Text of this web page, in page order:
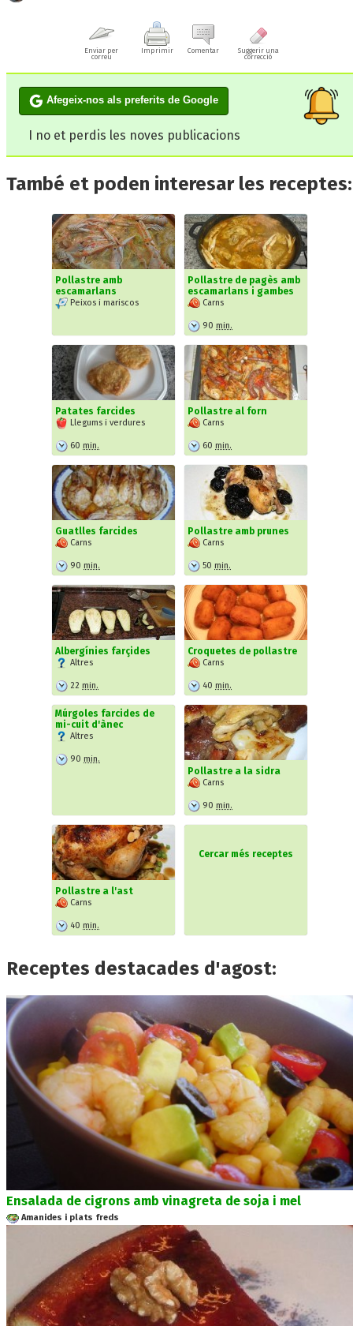
Enviar per
correu
Imprimir Comentar
Suggerir una
correcció
Afegeix-nos als preferits de Google
I no et perdis les noves publicacions
També et poden interesar les receptes:
Pollastre amb
escamarlans
Peixos i mariscos
Pollastre de pagès amb
escamarlans i gambes
Carns
90 min.
Patates farcides
Llegums i verdures
60 min.
Pollastre al forn
Carns
60 min.
Guatlles farcides
Carns
90 min.
Pollastre amb prunes
Carns
50 min.
Albergínies farçides
Altres
22 min.
Croquetes de pollastre
Carns
40 min.
Múrgoles farcides de
mi-cuit d'ànec
Altres
90 min.
Pollastre a la sidra
Carns
90 min.
Pollastre a l'ast
Carns
40 min.
Cercar més receptes
Receptes destacades d'agost:
Ensalada de cigrons amb vinagreta de soja i mel
Amanides i plats freds